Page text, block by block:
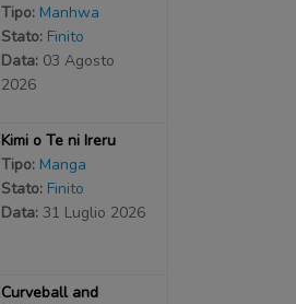
Tipo: Manhwa
Stato: Finito
Data: 03 Agosto
2026
Kimi o Te ni Ireru
Tipo: Manga
Stato: Finito
Data: 31 Luglio 2026
Curveball and